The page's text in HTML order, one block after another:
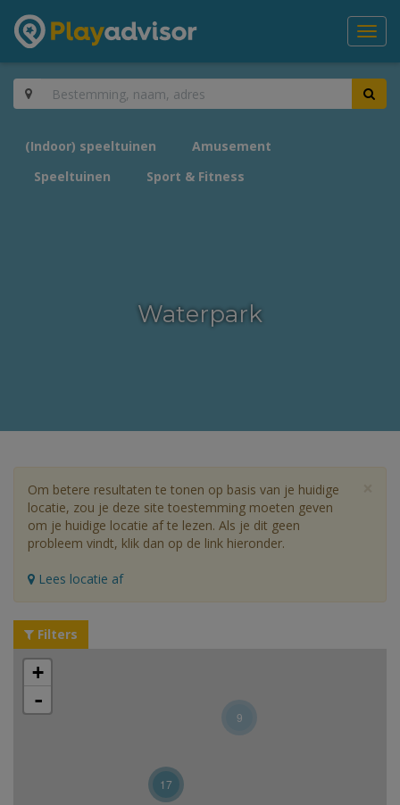
(Indoor) speeltuinen
Amusement
Speeltuinen
Sport & Fitness
Waterpark
Om betere resultaten te tonen op basis van je huidige
locatie, zou je deze site toestemming moeten geven
om je huidige locatie af te lezen. Als je dit geen
probleem vindt, klik dan op de link hieronder.
Lees locatie af
Filters
9
17
+
-